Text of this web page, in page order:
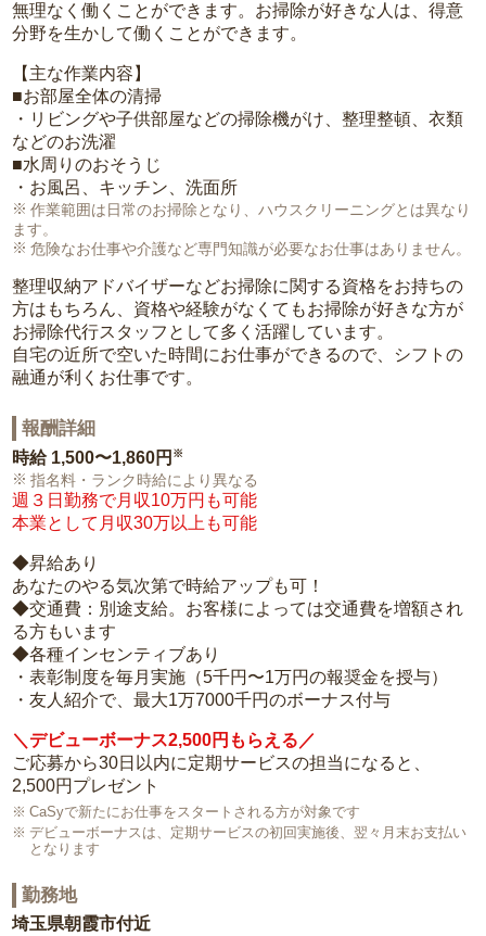
無理なく働くことができます。お掃除が好きな人は、得意
分野を生かして働くことができます。
【主な作業内容】
■お部屋全体の清掃
・リビングや子供部屋などの掃除機がけ、整理整頓、衣類
などのお洗濯
■水周りのおそうじ
・お風呂、キッチン、洗面所
作業範囲は日常のお掃除となり、ハウスクリーニングとは異なり
ます。
危険なお仕事や介護など専門知識が必要なお仕事はありません。
整理収納アドバイザーなどお掃除に関する資格をお持ちの
方はもちろん、資格や経験がなくてもお掃除が好きな方が
お掃除代行スタッフとして多く活躍しています。
自宅の近所で空いた時間にお仕事ができるので、シフトの
融通が利くお仕事です。
報酬詳細
時給 1,500〜1,860円 ※
指名料・ランク時給により異なる
週３日勤務で月収10万円も可能
本業として月収30万以上も可能
◆昇給あり
あなたのやる気次第で時給アップも可！
◆交通費：別途支給。お客様によっては交通費を増額され
る方もいます
◆各種インセンティブあり
・表彰制度を毎月実施（5千円〜1万円の報奨金を授与）
・友人紹介で、最大1万7000千円のボーナス付与
＼デビューボーナス2,500円もらえる／
ご応募から30日以内に定期サービスの担当になると、
2,500円プレゼント
CaSyで新たにお仕事をスタートされる方が対象です
デビューボーナスは、定期サービスの初回実施後、翌々月末お支払い
となります
勤務地
埼玉県朝霞市付近